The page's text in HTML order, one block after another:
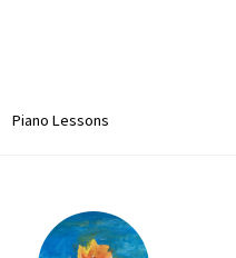
Piano Lessons